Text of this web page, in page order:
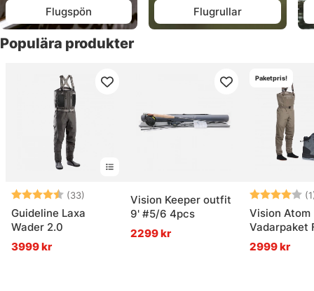
Flugspön Flugrullar
Populära produkter
Betyg: (33)
4.6 utav 5 stjärnor
Guideline Laxa
Wader 2.0
3999 kr
Vision Keeper outfit
9' #5/6 4pcs
2299 kr
Paketpris!
Betyg:
Vision Atom
Vadarpaket
2999 kr